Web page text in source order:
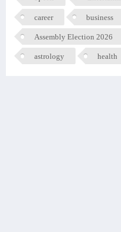
career business
Assembly Election 2026
astrology health